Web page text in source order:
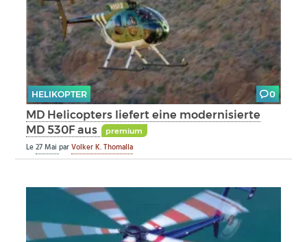
HELIKOPTER 0
MD Helicopters liefert eine modernisierte
MD 530F aus
premium
Le27 MaiparVolker K. Thomalla